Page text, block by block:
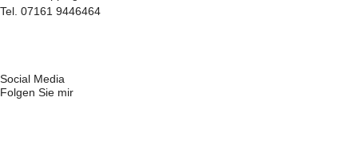
Tel. 07161 9446464
Social Media
Folgen Sie mir